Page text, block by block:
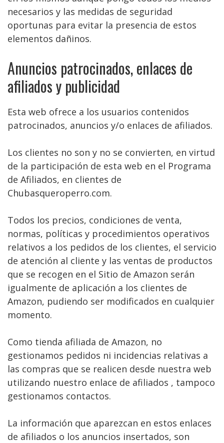
necesarios y las medidas de seguridad
oportunas para evitar la presencia de estos
elementos dañinos.
Anuncios patrocinados, enlaces de
afiliados y publicidad
Esta web ofrece a los usuarios contenidos
patrocinados, anuncios y/o enlaces de afiliados.
Los clientes no son y no se convierten, en virtud
de la participación de esta web en el Programa
de Afiliados, en clientes de
Chubasqueroperro.com.
Todos los precios, condiciones de venta,
normas, políticas y procedimientos operativos
relativos a los pedidos de los clientes, el servicio
de atención al cliente y las ventas de productos
que se recogen en el Sitio de Amazon serán
igualmente de aplicación a los clientes de
Amazon, pudiendo ser modificados en cualquier
momento.
Como tienda afiliada de Amazon, no
gestionamos pedidos ni incidencias relativas a
las compras que se realicen desde nuestra web
utilizando nuestro enlace de afiliados , tampoco
gestionamos contactos.
La información que aparezcan en estos enlaces
de afiliados o los anuncios insertados, son